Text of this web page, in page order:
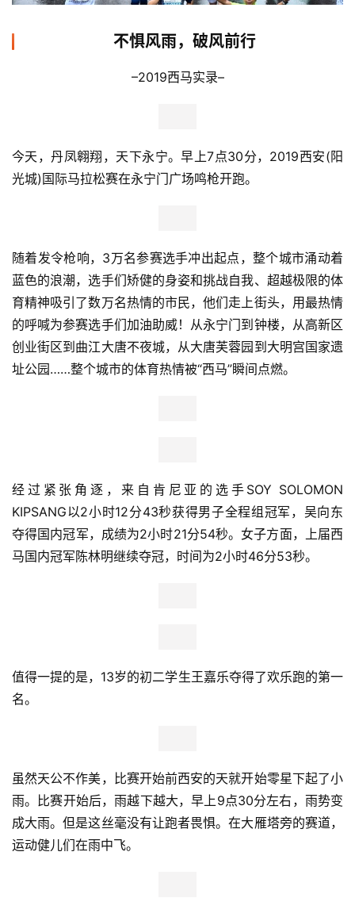
不惧风雨，破风前行
–2019西马实录–
今天，丹凤翱翔，天下永宁。早上7点30分，2019西安(阳
光城)国际马拉松赛在永宁门广场鸣枪开跑。
蓝色的浪潮，选手们矫健的身姿和挑战自我、超越极限的体
育精神吸引了数万名热情的市民，他们走上街头，用最热情